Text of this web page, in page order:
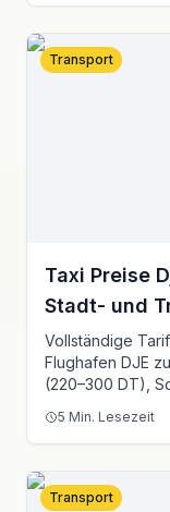
Transport
Taxi Preise
Stadt- und
Vollständige
Flughafen DJE
(220–300 DT),
5 Min. Lesezeit
Transport